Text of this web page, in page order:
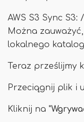
AWS S3 Sync S3:
Można
lokalnego
Teraz prześlijmy
Przeciągnij plik i
Kliknij na "